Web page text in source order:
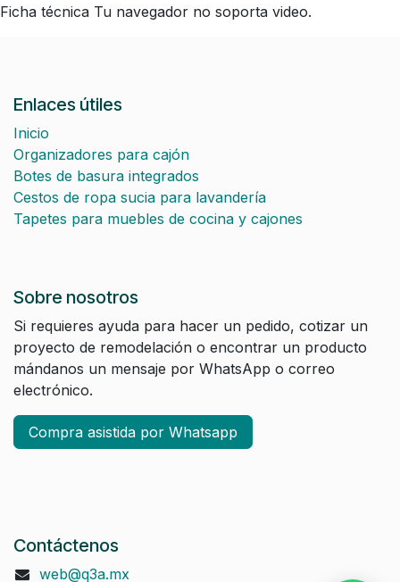
Ficha técnica Tu navegador no soporta video.
Enlaces útiles
Inicio
Organizadores para cajón
Botes de basura integrados
Cestos de ropa sucia para lavandería
Tapetes para muebles de cocina y cajones
Sobre nosotros
Si requieres ayuda para hacer un pedido, cotizar un
proyecto de remodelación o encontrar un producto
mándanos un mensaje por WhatsApp o correo
electrónico.
Compra asistida por Whatsapp
Contáctenos
web@q3a.mx